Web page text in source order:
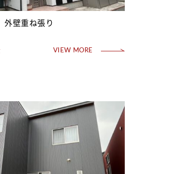
壁重ね張り
VIEW MORE